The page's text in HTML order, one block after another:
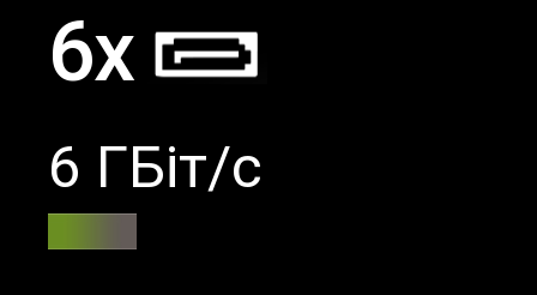
6x
6 ГБіт/с